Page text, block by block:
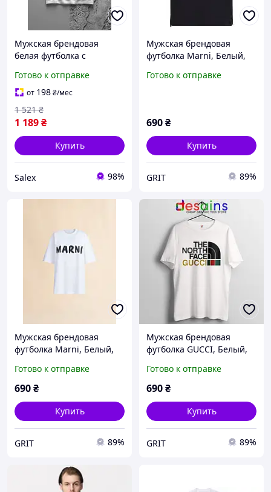
Мужская брендовая
белая футболка с
Salex Чоловіча брендова
футболка біла з
логотипом спортивна
Готово к отправке
от 198₴/мес
1 189₴
1 521 ₴
Купить
Salex 98%
Мужская брендовая
футболка Marni, Белый,
Готово к отправке
690₴
Купить
GRIT 89%
Мужская брендовая
футболка Marni, Белый,
Готово к отправке
690₴
Купить
GRIT 89%
Мужская брендовая
футболка GUCCI, Белый,
Готово к отправке
690₴
Купить
GRIT 89%